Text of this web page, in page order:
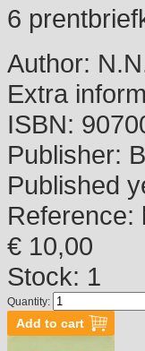
6
Author:
Extra
ISBN:
Publisher:
Published
Reference:
€ 10,00
Stock: 1
Quantity: